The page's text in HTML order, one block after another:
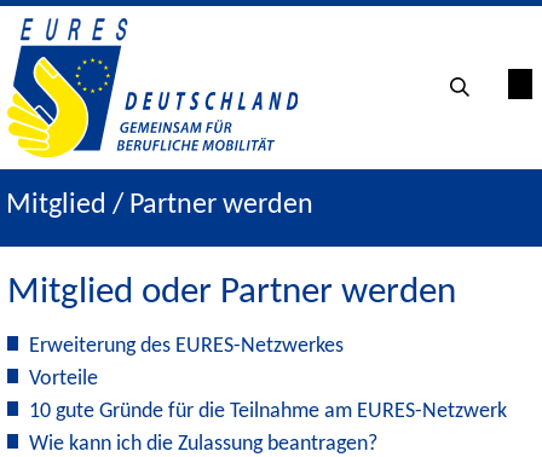
Mitglied / Partner werden
Mitglied oder Partner werden
Erweiterung des EURES-Netzwerkes
Vorteile
10 gute Gründe für die Teilnahme am EURES-Netzwerk
Wie kann ich die Zulassung beantragen?